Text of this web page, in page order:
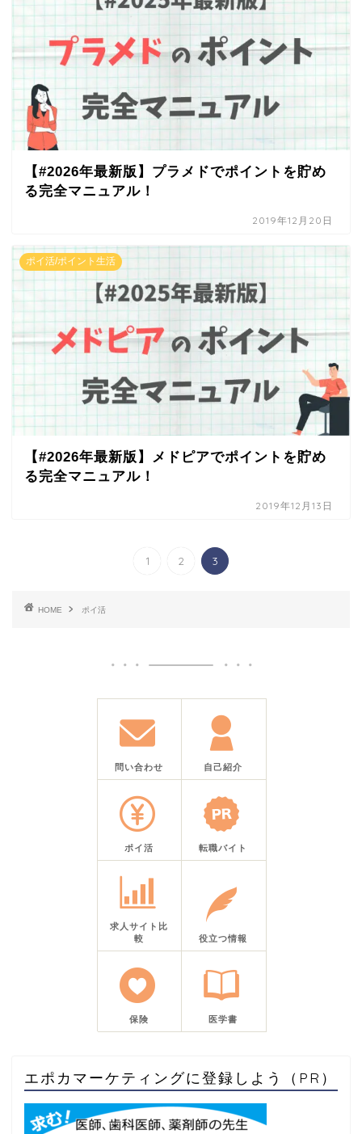
【#2026年最新版】プラメドでポイントを貯め
る完全マニュアル！
2019年12月20日
ポイ活/ポイント生活
【#2026年最新版】メドピアでポイントを貯め
る完全マニュアル！
2019年12月13日
1 2 3
HOME ポイ活
問い合わせ 自己紹介
ポイ活 転職バイト
求人サイト比
較
役立つ情報
保険 医学書
エポカマーケティングに登録しよう（PR）